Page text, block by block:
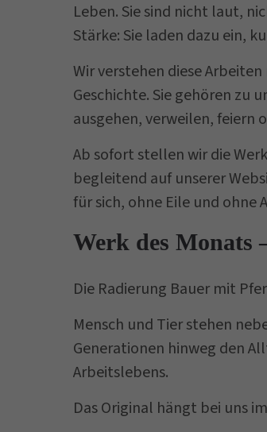
Leben. Sie sind nicht laut,
Stärke: Sie laden dazu ein,
Wir verstehen diese
Geschichte. Sie gehören zu
ausgehen, verweilen, feiern
Ab sofort stellen wir die
begleitend auf unserer
für sich, ohne Eile und ohne
Werk des Monats
Die Radierung Bauer mit
Mensch und Tier stehen
Generationen hinweg den
Arbeitslebens.
Das Original hängt bei uns